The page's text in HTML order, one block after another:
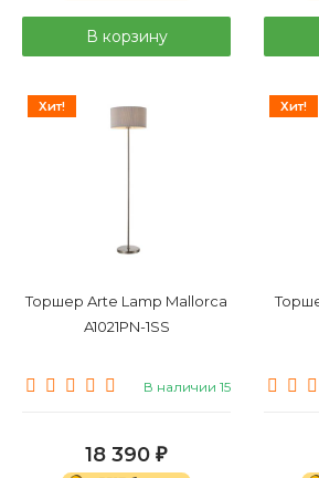
В корзину
Хит!
Торшер Arte Lamp Mallorca
A1021PN-1SS
В наличии 15
18 390 ₽
Хит!